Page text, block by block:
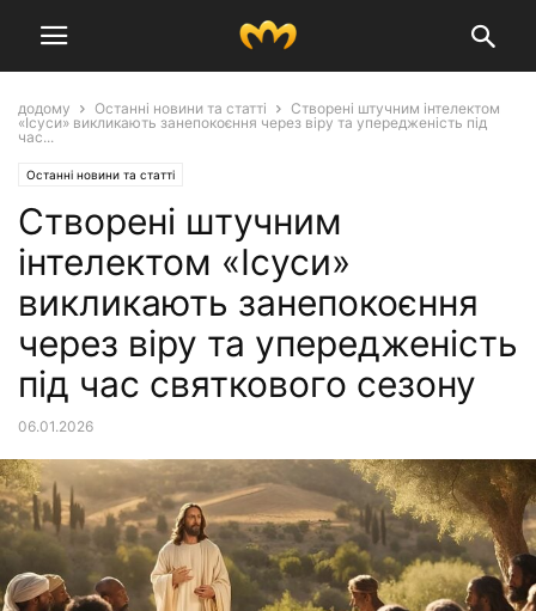
додому Останні новини та статті
Створені штучним інтелектом
«Ісуси» викликають занепокоєння через віру та упередженість під
час...
Останні новини та статті
Створені штучним
інтелектом «Ісуси»
викликають занепокоєння
через віру та упередженість
під час святкового сезону
06.01.2026